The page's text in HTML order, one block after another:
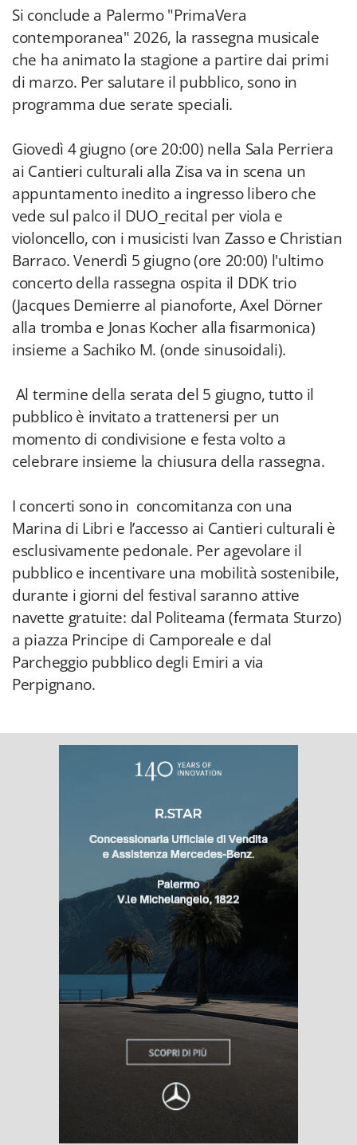
Si conclude a Palermo "PrimaVera
contemporanea" 2026, la rassegna musicale
che ha animato la stagione a partire dai primi
di marzo. Per salutare il pubblico, sono in
programma due serate speciali.
Giovedì 4 giugno (ore 20:00) nella Sala Perriera
ai Cantieri culturali alla Zisa va in scena un
appuntamento inedito a ingresso libero che
vede sul palco il DUO_recital per viola e
violoncello, con i musicisti Ivan Zasso e Christian
Barraco. Venerdì 5 giugno (ore 20:00) l'ultimo
concerto della rassegna ospita il DDK trio
(Jacques Demierre al pianoforte, Axel Dörner
alla tromba e Jonas Kocher alla fisarmonica)
insieme a Sachiko M. (onde sinusoidali).
Al termine della serata del 5 giugno, tutto il
pubblico è invitato a trattenersi per un
momento di condivisione e festa volto a
celebrare insieme la chiusura della rassegna.
I concerti sono in concomitanza con una
Marina di Libri e l’accesso ai Cantieri culturali è
esclusivamente pedonale. Per agevolare il
pubblico e incentivare una mobilità sostenibile,
durante i giorni del festival saranno attive
navette gratuite: dal Politeama (fermata Sturzo)
a piazza Principe di Camporeale e dal
Parcheggio pubblico degli Emiri a via
Perpignano.